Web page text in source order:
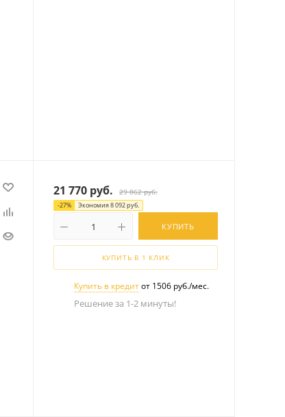
21 770 руб. 29 862руб.
-27% Экономия8 092руб.
КУПИТЬ
КУПИТЬ В 1 КЛИК
Купить в кредитот 1506 руб./мес.
Решение за 1-2 минуты!